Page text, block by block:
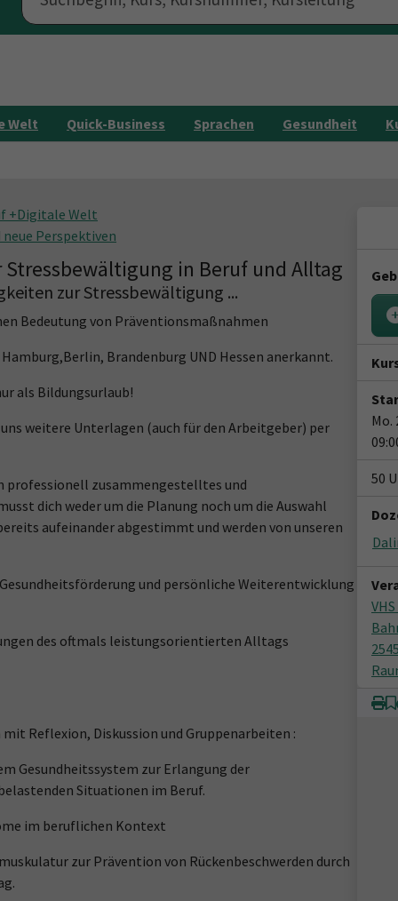
Welt Quick-Business Sprachen Gesundheit
+Digitale Welt
Perspektiven
in Beruf und Alltag
zur Stressbewältigung ...
Bedeutung von Präventionsmaßnahmen
Brandenburg UND Hessen anerkannt.
als Bildungsurlaub!
weitere Unterlagen (auch für den Arbeitgeber) per
professionell zusammengestelltes und
dich weder um die Planung noch um die Auswahl
aufeinander abgestimmt und werden von unseren
und persönliche Weiterentwicklung
des oftmals leistungsorientierten Alltags
Reflexion, Diskussion und Gruppenarbeiten :
Gesundheitssystem zur Erlangung der
Situationen im Beruf.
im beruflichen Kontext
zur Prävention von Rückenbeschwerden durch
Mo.
50